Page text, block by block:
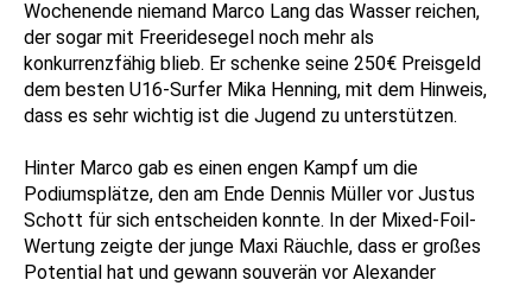
Wochenende niemand Marco Lang das Wasser reichen,
der sogar mit Freeridesegel noch mehr als
konkurrenzfähig blieb. Er schenke seine 250€ Preisgeld
dem besten U16-Surfer Mika Henning, mit dem Hinweis,
dass es sehr wichtig ist die Jugend zu unterstützen.
Hinter Marco gab es einen engen Kampf um die
Podiumsplätze, den am Ende Dennis Müller vor Justus
Schott für sich entscheiden konnte. In der Mixed-Foil-
Wertung zeigte der junge Maxi Räuchle, dass er großes
Potential hat und gewann souverän vor Alexander